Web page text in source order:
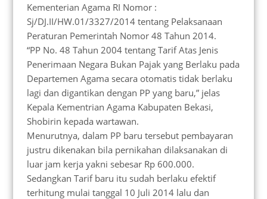
Kementerian Agama RI Nomor :
Sj/DJ.II/HW.01/3327/2014 tentang Pelaksanaan
Peraturan Pemerintah Nomor 48 Tahun 2014.
“PP No. 48 Tahun 2004 tentang Tarif Atas Jenis
Penerimaan Negara Bukan Pajak yang Berlaku pada
Departemen Agama secara otomatis tidak berlaku
lagi dan digantikan dengan PP yang baru,” jelas
Kepala Kementrian Agama Kabupaten Bekasi,
Shobirin kepada wartawan.
Menurutnya, dalam PP baru tersebut pembayaran
justru dikenakan bila pernikahan dilaksanakan di
luar jam kerja yakni sebesar Rp 600.000.
Sedangkan Tarif baru itu sudah berlaku efektif
terhitung mulai tanggal 10 Juli 2014 lalu dan